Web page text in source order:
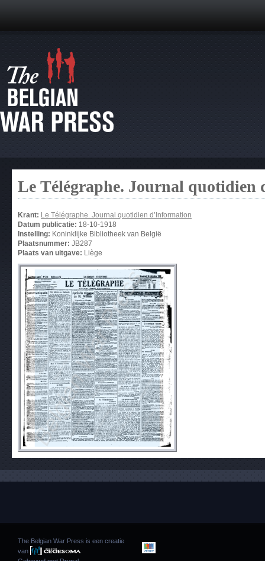
Le Télégraphe. Journal quotidien
Krant: Le Télégraphe. Journal quotidien d’Information
Datum publicatie: 18-10-1918
Instelling: Koninklijke Bibliotheek van België
Plaatsnummer: JB287
Plaats van uitgave: Liège
The Belgian War Press is een creatie
van